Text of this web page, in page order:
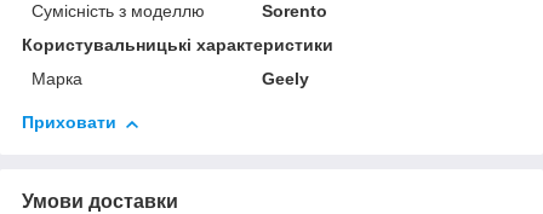
Сумісність з моделлю
Sorento
Користувальницькі характеристики
Марка
Geely
Приховати
Умови доставки